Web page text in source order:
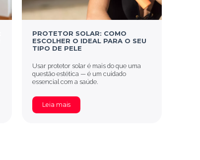
PROTETOR SOLAR: COMO
ESCOLHER O IDEAL PARA O SEU
TIPO DE PELE
Usar protetor solar é mais do que uma
questão estética — é um cuidado
essencial com a saúde.
Leia mais